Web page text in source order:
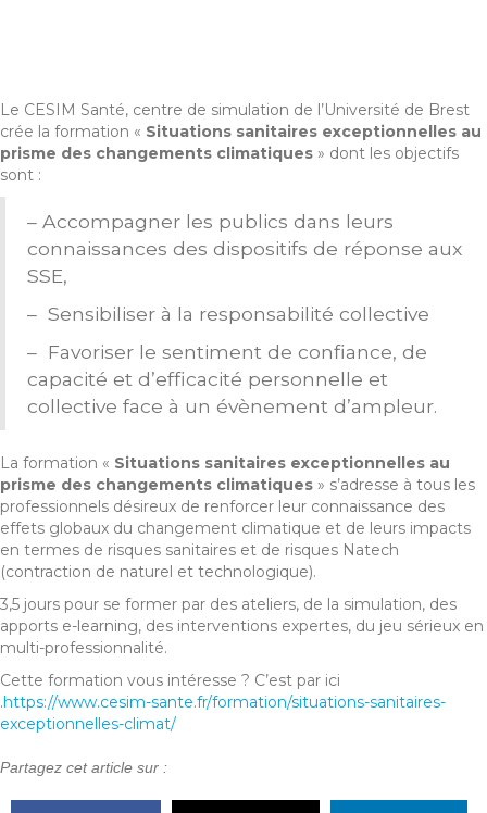
Le CESIM Santé, centre de simulation de l’Université de Brest
crée la formation « Situations sanitaires exceptionnelles au
prisme des changements climatiques » dont les objectifs
sont :
– Accompagner les publics dans leurs
connaissances des dispositifs de réponse aux
SSE,
– Sensibiliser à la responsabilité collective
– Favoriser le sentiment de confiance, de
capacité et d’efficacité personnelle et
collective face à un évènement d’ampleur.
La formation « Situations sanitaires exceptionnelles au
prisme des changements climatiques » s’adresse à tous les
professionnels désireux de renforcer leur connaissance des
effets globaux du changement climatique et de leurs impacts
en termes de risques sanitaires et de risques Natech
(contraction de naturel et technologique).
3,5 jours pour se former par des ateliers, de la simulation, des
apports e-learning, des interventions expertes, du jeu sérieux en
multi-professionnalité.
Cette formation vous intéresse ? C’est par ici
.https://www.cesim-sante.fr/formation/situations-sanitaires-
exceptionnelles-climat/
Partagez cet article sur :